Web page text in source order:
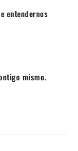
entendernos
mismo.